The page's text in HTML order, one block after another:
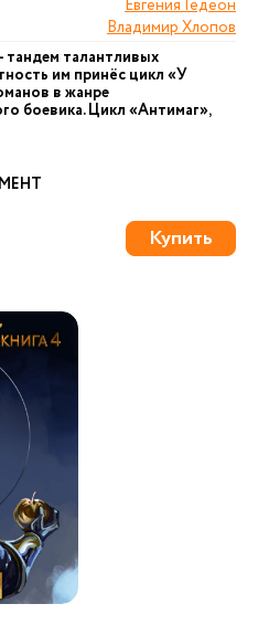
Евгения Гедеон
Владимир Хлопов
тандем талантливых
им принёс цикл «У
в жанре
боевика. Цикл «Антимаг»,
Купить